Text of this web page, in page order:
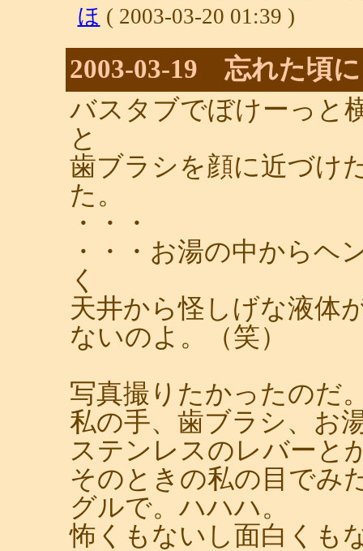
ほ ( 2003-03-20 01:39 )
2003-03-19 忘れた頃に
バスタブでぼけーっと
と
歯ブラシを顔に近づけ
た。
・・・
・・・お湯の中からヘ
く
天井から怪しげな液体
ないのよ。（笑）
写真撮りたかったのだ
私の手、歯ブラシ、お
ステンレスのレバーと
そのときの私の目でみ
グルで。ハハハ。
怖くもないし面白くも